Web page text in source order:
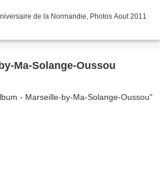
de la Normandie, Photos Aout 2011
Ma-Solange-Oussou